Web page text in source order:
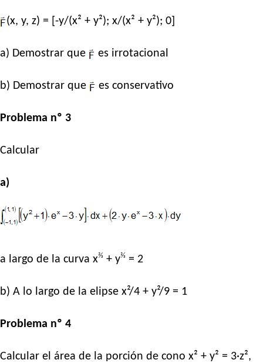
(x, y, z) = [-y/(x² + y²); x/(x² + y²); 0]
a) Demostrar que es irrotacional
b) Demostrar que es conservativo
Problema nº 3
Calcular
a)
a largo de la curva x⅔ + y⅔ = 2
b) A lo largo de la elipse x²/4 + y²/9 = 1
Problema nº 4
Calcular el área de la porción de cono x² + y² = 3·z²,